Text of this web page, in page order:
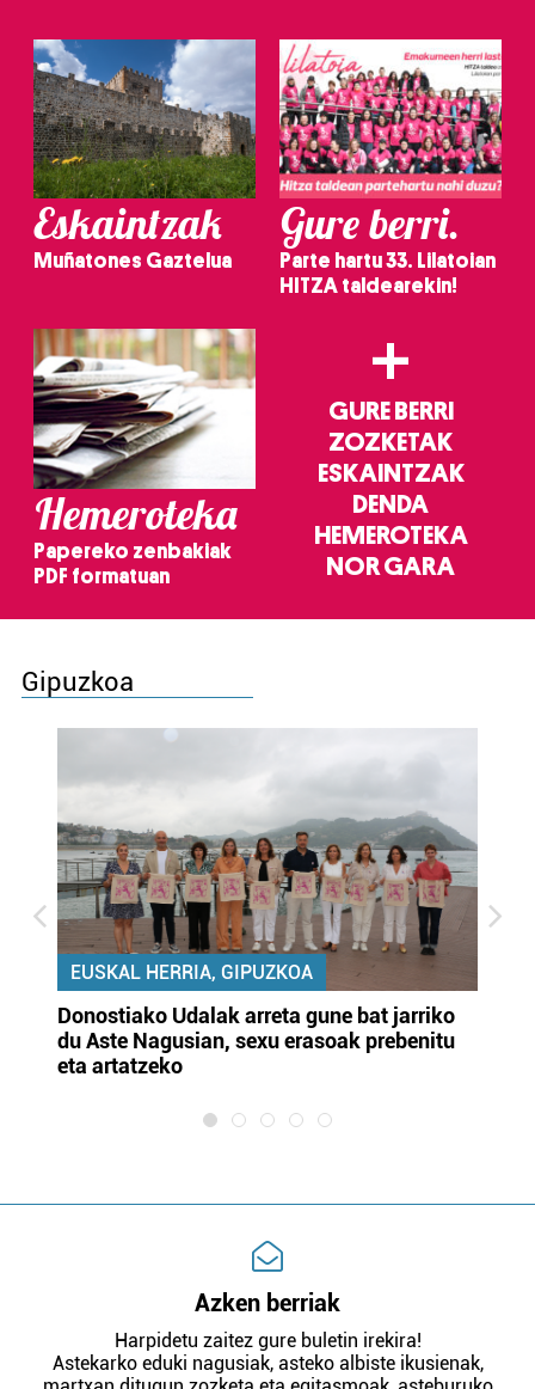
Eskaintzak
Muñatones Gaztelua
Gure berri.
Parte hartu 33. Lilatoian
HITZA taldearekin!
Hemeroteka
Papereko zenbakiak
PDF formatuan
+
GURE BERRI
ZOZKETAK
ESKAINTZAK
DENDA
HEMEROTEKA
NOR GARA
Gipuzkoa
EUSKAL HERRIA, GIPUZKOA
Donostiako Udalak arreta gune bat jarriko
du Aste Nagusian, sexu erasoak prebenitu
eta artatzeko
Azken berriak
Harpidetu zaitez gure buletin irekira!
Astekarko eduki nagusiak, asteko albiste ikusienak,